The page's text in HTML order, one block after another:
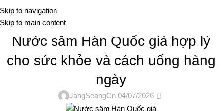
Skip to navigation
Skip to main content
Nước sâm Hàn Quốc giá hợp lý
cho sức khỏe và cách uống hàng
ngày
JangSeangOn 04/07/2026 0